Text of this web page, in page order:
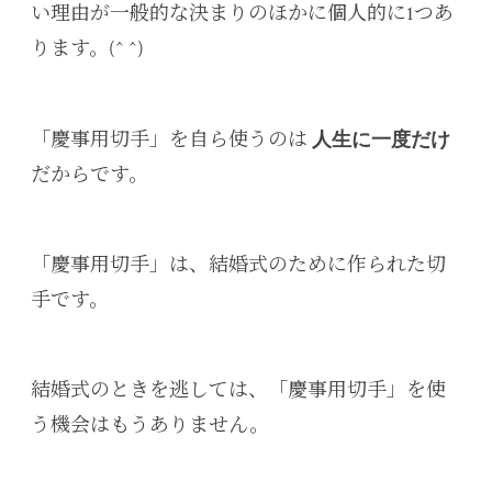
い理由が一般的な決まりのほかに個人的に1つあ
ります。(^ ^)
「慶事用切手」を自ら使うのは 人生に一度だけ
だからです。
「慶事用切手」は、結婚式のために作られた切
手です。
結婚式のときを逃しては、「慶事用切手」を使
う機会はもうありません。